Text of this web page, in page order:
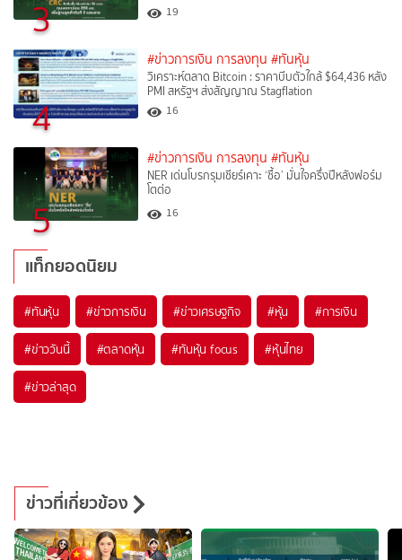
3 19
4
#ข่าวการเงิน การลงทุน #ทันหุ้น
วิเคราะห์ตลาด Bitcoin : ราคาบีบตัวใกล้ $64,436 หลัง
PMI สหรัฐฯ ส่งสัญญาณ Stagflation
16
5
#ข่าวการเงิน การลงทุน #ทันหุ้น
NER เด่นโบรกรุมเชียร์เคาะ ‘ซื้อ’ มั่นใจครึ่งปีหลังฟอร์ม
โตต่อ
16
แท็กยอดนิยม
#ทันหุ้น #ข่าวการเงิน #ข่าวเศรษฐกิจ #หุ้น #การเงิน
#ข่าววันนี้ #ตลาดหุ้น #ทันหุ้น focus #หุ้นไทย
#ข่าวล่าสุด
ข่าวที่เกี่ยวข้อง